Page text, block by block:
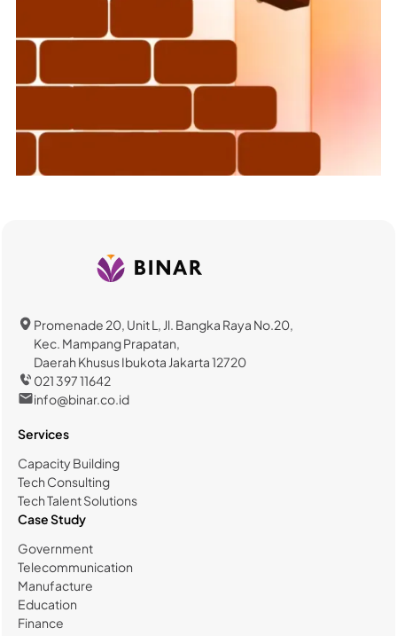
Promenade 20, Unit L, Jl. Bangka Raya No.20,
Kec. Mampang Prapatan,
Daerah Khusus Ibukota Jakarta 12720
021 397 11642
info@binar.co.id
Services
Capacity Building
Tech Consulting
Tech Talent Solutions
Case Study
Government
Telecommunication
Manufacture
Education
Finance